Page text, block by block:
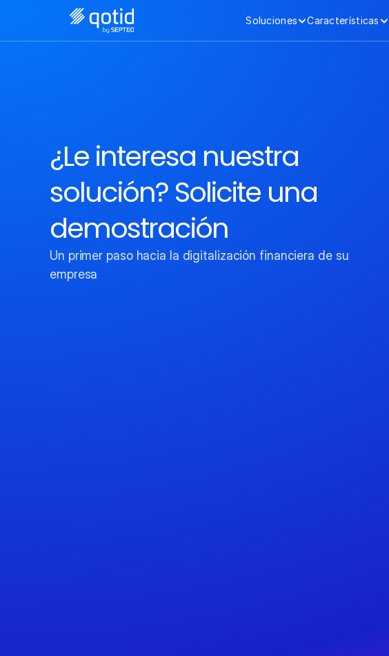
Soluciones Características
¿Le interesa nuestra
solución? Solicite una
demostración
Un primer paso hacia la digitalización financiera de su
empresa